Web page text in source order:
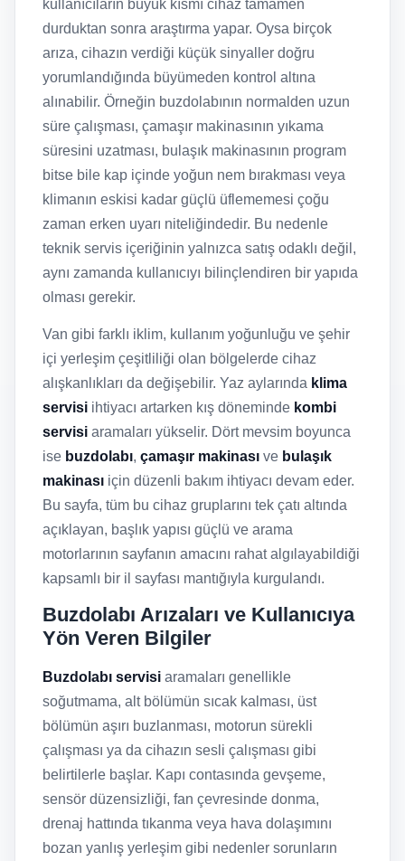
kullanıcıların büyük kısmı cihaz tamamen
durduktan sonra araştırma yapar. Oysa birçok
arıza, cihazın verdiği küçük sinyaller doğru
yorumlandığında büyümeden kontrol altına
alınabilir. Örneğin buzdolabının normalden uzun
süre çalışması, çamaşır makinasının yıkama
süresini uzatması, bulaşık makinasının program
bitse bile kap içinde yoğun nem bırakması veya
klimanın eskisi kadar güçlü üflememesi çoğu
zaman erken uyarı niteliğindedir. Bu nedenle
teknik servis içeriğinin yalnızca satış odaklı değil,
aynı zamanda kullanıcıyı bilinçlendiren bir yapıda
olması gerekir.
Van gibi farklı iklim, kullanım yoğunluğu ve şehir
içi yerleşim çeşitliliği olan bölgelerde cihaz
alışkanlıkları da değişebilir. Yaz aylarında klima
servisi ihtiyacı artarken kış döneminde kombi
servisi aramaları yükselir. Dört mevsim boyunca
ise buzdolabı, çamaşır makinası ve bulaşık
makinası için düzenli bakım ihtiyacı devam eder.
Bu sayfa, tüm bu cihaz gruplarını tek çatı altında
açıklayan, başlık yapısı güçlü ve arama
motorlarının sayfanın amacını rahat algılayabildiği
kapsamlı bir il sayfası mantığıyla kurgulandı.
Buzdolabı Arızaları ve Kullanıcıya
Yön Veren Bilgiler
Buzdolabı servisi aramaları genellikle
soğutmama, alt bölümün sıcak kalması, üst
bölümün aşırı buzlanması, motorun sürekli
çalışması ya da cihazın sesli çalışması gibi
belirtilerle başlar. Kapı contasında gevşeme,
sensör düzensizliği, fan çevresinde donma,
drenaj hattında tıkanma veya hava dolaşımını
bozan yanlış yerleşim gibi nedenler sorunların